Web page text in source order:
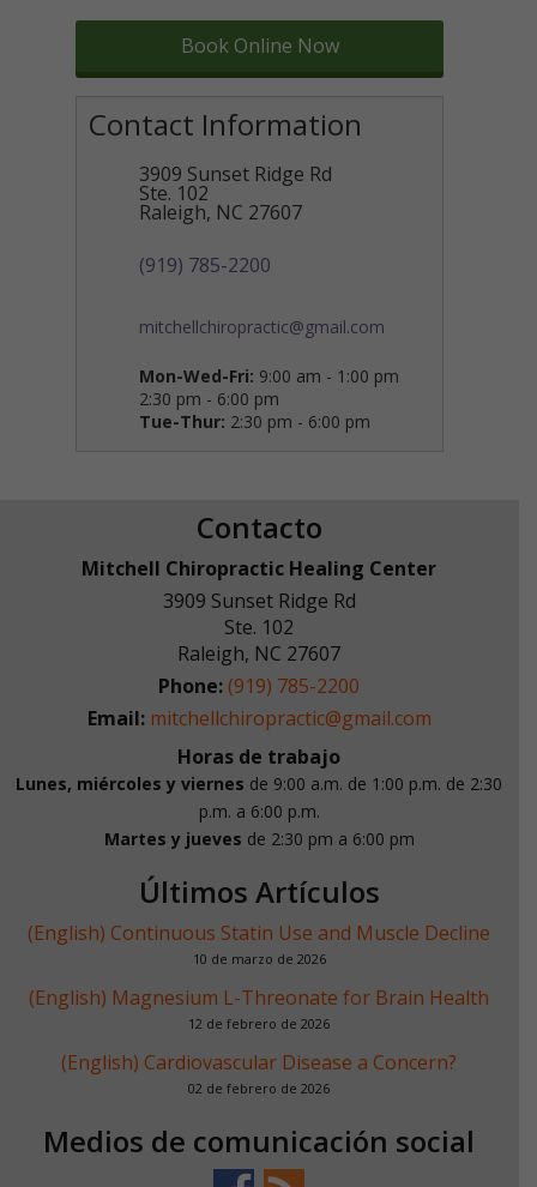
Book Online Now
Contact Information
3909 Sunset Ridge Rd
Ste. 102
Raleigh, NC 27607
(919) 785-2200
mitchellchiropractic@gmail.com
Mon-Wed-Fri: 9:00 am - 1:00 pm
2:30 pm - 6:00 pm
Tue-Thur: 2:30 pm - 6:00 pm
Contacto
Mitchell Chiropractic Healing Center
3909 Sunset Ridge Rd
Ste. 102
Raleigh, NC 27607
Phone: (919) 785-2200
Email: mitchellchiropractic@gmail.com
Horas de trabajo
Lunes, miércoles y viernes de 9:00 a.m. de 1:00 p.m. de 2:30
p.m. a 6:00 p.m.
Martes y jueves de 2:30 pm a 6:00 pm
Últimos Artículos
(English) Continuous Statin Use and Muscle Decline
10 de marzo de 2026
(English) Magnesium L-Threonate for Brain Health
12 de febrero de 2026
(English) Cardiovascular Disease a Concern?
02 de febrero de 2026
Medios de comunicación social